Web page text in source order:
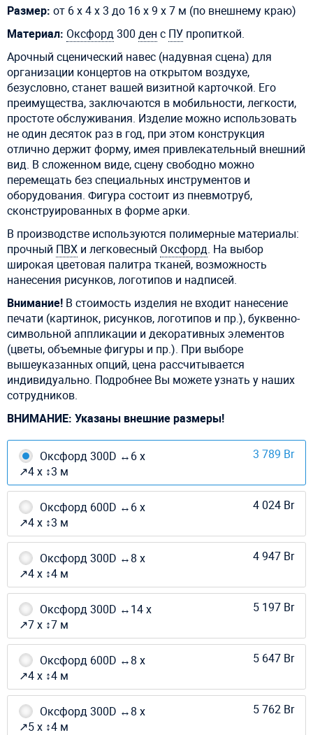
Размер: от 6 х 4 х 3 до 16 х 9 х 7 м (по внешнему краю)
Материал: Оксфорд300 ден с ПУ пропиткой.
Арочный сценический навес (надувная сцена) для
организации концертов на открытом воздухе,
безусловно, станет вашей визитной карточкой. Его
преимущества, заключаются в мобильности, легкости,
простоте обслуживания. Изделие можно использовать
не один десяток раз в год, при этом конструкция
отлично держит форму, имея привлекательный внешний
вид. В сложенном виде, сцену свободно можно
перемещать без специальных инструментов и
оборудования. Фигура состоит из пневмотруб,
сконструированных в форме арки.
В производстве используются полимерные материалы:
прочный ПВХ и легковесный Оксфорд. На выбор
широкая цветовая палитра тканей, возможность
нанесения рисунков, логотипов и надписей.
Внимание! В стоимость изделия не входит нанесение
печати (картинок, рисунков, логотипов и пр.), буквенно-
символьной аппликации и декоративных элементов
(цветы, объемные фигуры и пр.). При выборе
вышеуказанных опций, цена рассчитывается
индивидуально. Подробнее Вы можете узнать у наших
сотрудников.
ВНИМАНИЕ: Указаны внешние размеры!
Оксфорд 300D ↔6 х
↗4 х ↕3 м
3 789 Br
Оксфорд 600D ↔6 х
↗4 х ↕3 м
4 024 Br
Оксфорд 300D ↔8 х
↗4 х ↕4 м
4 947 Br
Оксфорд 300D ↔14 х
↗7 х ↕7 м
5 197 Br
Оксфорд 600D ↔8 х
↗4 х ↕4 м
5 647 Br
Оксфорд 300D ↔8 х
↗5 х ↕4 м
5 762 Br